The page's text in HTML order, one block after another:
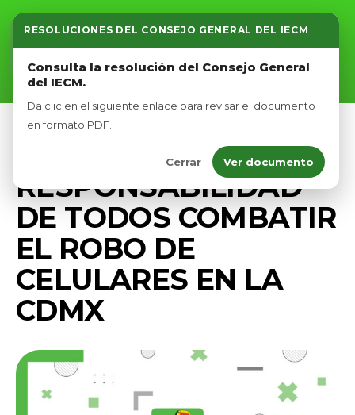
RESOLUCIONES DEL CONSEJO GENERAL DEL IECM
Consulta la resolución del Consejo General
del IECM.
Da clic en el siguiente enlace para revisar el documento
en formato PDF.
Cerrar Ver documento
Inicio
Nosotros
Afíliate
RESPONSABILIDAD
DE TODOS COMBATIR
EL ROBO DE
CELULARES EN LA
CDMX